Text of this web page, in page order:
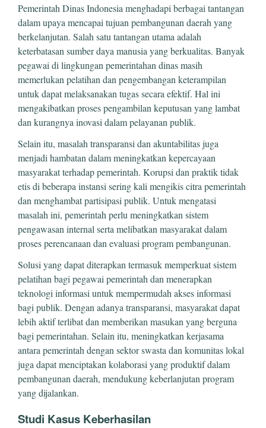
Pemerintah Dinas Indonesia menghadapi berbagai tantangan
dalam upaya mencapai tujuan pembangunan daerah yang
berkelanjutan. Salah satu tantangan utama adalah
keterbatasan sumber daya manusia yang berkualitas. Banyak
pegawai di lingkungan pemerintahan dinas masih
memerlukan pelatihan dan pengembangan keterampilan
untuk dapat melaksanakan tugas secara efektif. Hal ini
mengakibatkan proses pengambilan keputusan yang lambat
dan kurangnya inovasi dalam pelayanan publik.
Selain itu, masalah transparansi dan akuntabilitas juga
menjadi hambatan dalam meningkatkan kepercayaan
masyarakat terhadap pemerintah. Korupsi dan praktik tidak
etis di beberapa instansi sering kali mengikis citra pemerintah
dan menghambat partisipasi publik. Untuk mengatasi
masalah ini, pemerintah perlu meningkatkan sistem
pengawasan internal serta melibatkan masyarakat dalam
proses perencanaan dan evaluasi program pembangunan.
Solusi yang dapat diterapkan termasuk memperkuat sistem
pelatihan bagi pegawai pemerintah dan menerapkan
teknologi informasi untuk mempermudah akses informasi
bagi publik. Dengan adanya transparansi, masyarakat dapat
lebih aktif terlibat dan memberikan masukan yang berguna
bagi pemerintahan. Selain itu, meningkatkan kerjasama
antara pemerintah dengan sektor swasta dan komunitas lokal
juga dapat menciptakan kolaborasi yang produktif dalam
pembangunan daerah, mendukung keberlanjutan program
yang dijalankan.
Studi Kasus Keberhasilan